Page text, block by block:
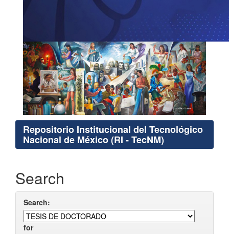
Repositorio Institucional del Tecnológico
Nacional de México (RI - TecNM)
Search
Search:
for